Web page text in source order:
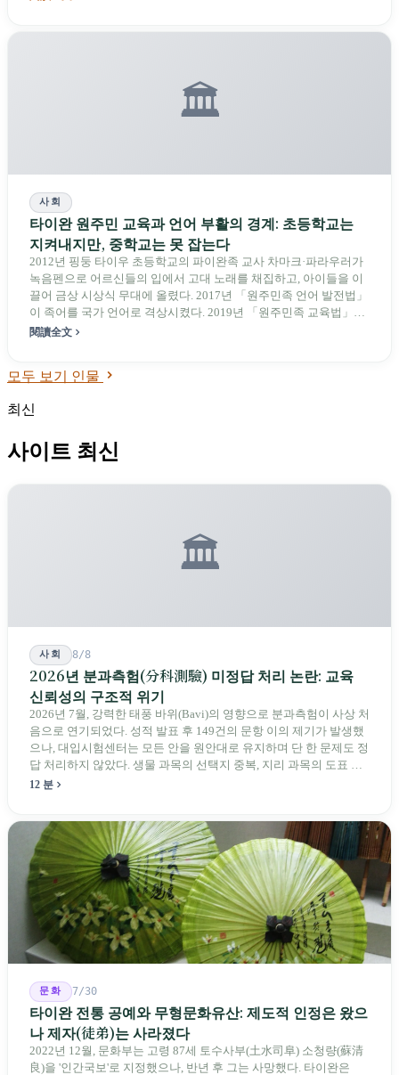
🏛️
사회
타이완 원주민 교육과 언어 부활의 경계: 초등학교는
지켜내지만, 중학교는 못 잡는다
2012년 핑둥 타이우 초등학교의 파이완족 교사 차마크·파라우러가
녹음펜으로 어르신들의 입에서 고대 노래를 채집하고, 아이들을 이
끌어 금상 시상식 무대에 올렸다. 2017년 「원주민족 언어 발전법」
이 족어를 국가 언어로 격상시켰다. 2019년 「원주민족 교육법」에
「10년 내 달성」 교원 비율 조항이 명시되었다. 초등 단계 원주민족
는 6개교에 불과하고, 대학 원주민 학생 조재학률은 56.3%로 일반
났다. 초등학교는 지켜내지만, 중학교는 못 잡는다. 단층은 여전히
閱讀全文
모두 보기 인물
최신
사이트 최신
🏛️
사회 8/8
2026년 분과측험(分科測驗) 미정답 처리 논란: 교육
신뢰성의 구조적 위기
2026년 7월, 강력한 태풍 바위(Bavi)의 영향으로 분과측험이 사상 처
음으로 연기되었다. 성적 발표 후 149건의 문항 이의 제기가 발생했
으나, 대입시험센터는 모든 안을 원안대로 유지하며 단 한 문제도 정
답 처리하지 않았다. 생물 과목의 선택지 중복, 지리 과목의 도표 오
류 등에 대해 당국은 "답안 작성에 영향이 없다"라고만 답했다. 국회
12 분
문화 7/30
타이완 전통 공예와 무형문화유산: 제도적 인정은 왔으
나 제자(徒弟)는 사라졌다
2022년 12월, 문화부는 고령 87세 토수사부(土水司阜) 소청량(蘇清
良)을 '인간국보'로 지정했으나, 반년 후 그는 사망했다. 타이완은